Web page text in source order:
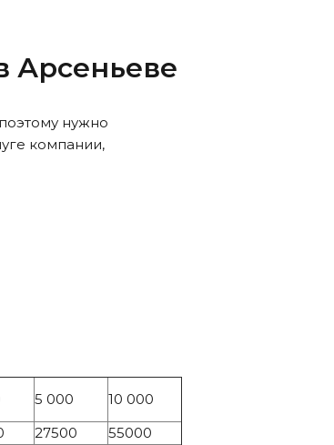
Арсеньеве
нужно
компании,
5 000
10 000
27500
55000